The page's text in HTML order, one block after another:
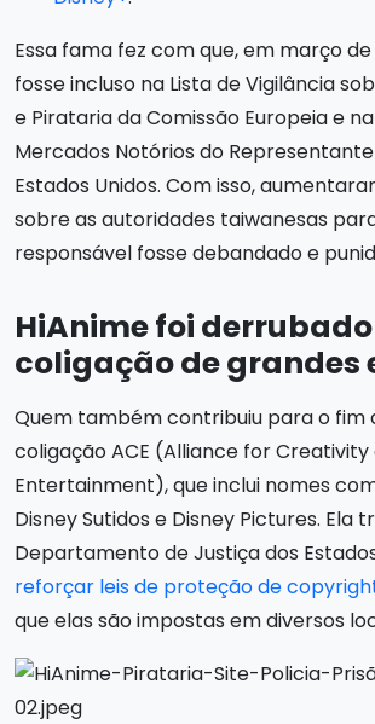
Essa fama fez com que, em março de
fosse incluso na Lista de Vigilância
e Pirataria da Comissão Europeia e
Mercados Notórios do
Estados Unidos. Com isso,
sobre as autoridades taiwanesas
responsável fosse debandado e
HiAnime foi
coligação de grandes
Quem também contribuiu para o fim
coligação ACE (Alliance for Creativity
Entertainment), que inclui nomes
Disney Sutidos e Disney Pictures. Ela
Departamento de Justiça dos
reforçar leis de proteção de
que elas são impostas em diversos